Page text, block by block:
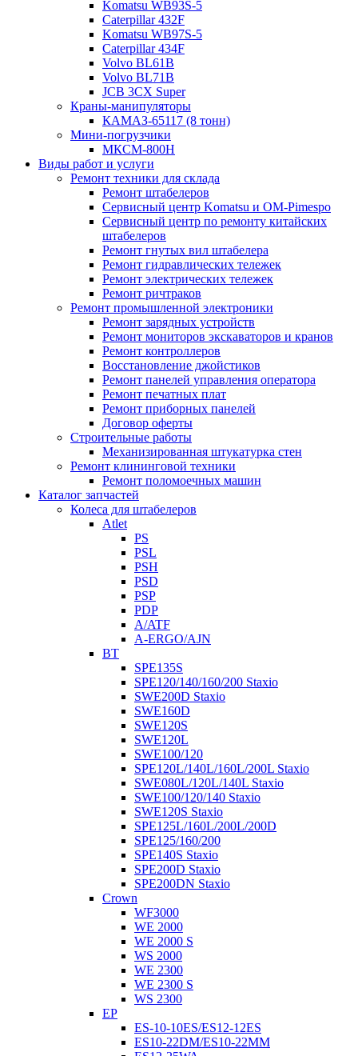
Komatsu WB93S-5
Caterpillar 432F
Komatsu WB97S-5
Caterpillar 434F
Volvo BL61B
Volvo BL71B
JCB 3CX Super
Краны-манипуляторы
КАМАЗ-65117 (8 тонн)
Мини-погрузчики
МКСМ-800H
Виды работ и услуги
Ремонт техники для склада
Ремонт штабелеров
Сервисный центр Komatsu и OM-Pimespo
Сервисный центр по ремонту китайских
штабелеров
Ремонт гнутых вил штабелера
Ремонт гидравлических тележек
Ремонт электрических тележек
Ремонт ричтраков
Ремонт промышленной электроники
Ремонт зарядных устройств
Ремонт мониторов экскаваторов и кранов
Ремонт контроллеров
Восстановление джойстиков
Ремонт панелей управления оператора
Ремонт печатных плат
Ремонт приборных панелей
Договор оферты
Строительные работы
Механизированная штукатурка стен
Ремонт клининговой техники
Ремонт поломоечных машин
Каталог запчастей
Колеса для штабелеров
Atlet
PS
PSL
PSH
PSD
PSP
PDP
A/ATF
A-ERGO/AJN
BT
SPE135S
SPE120/140/160/200 Staxio
SWE200D Staxio
SWE160D
SWE120S
SWE120L
SWE100/120
SPE120L/140L/160L/200L Staxio
SWE080L/120L/140L Staxio
SWE100/120/140 Staxio
SWE120S Staxio
SPE125L/160L/200L/200D
SPE125/160/200
SPE140S Staxio
SPE200D Staxio
SPE200DN Staxio
Crown
WF3000
WE 2000
WE 2000 S
WS 2000
WE 2300
WE 2300 S
WS 2300
EP
ES-10-10ES/ES12-12ES
ES10-22DM/ES10-22MM